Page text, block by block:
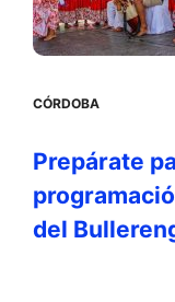
CÓRDOBA
Prepárate
del